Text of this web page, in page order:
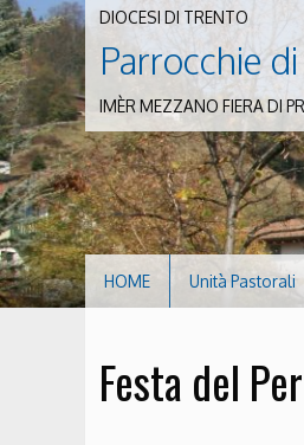
DIOCESI DI TRENTO
Parrocchie
IMÈR MEZZANO FIERA DI
HOME Unità Pastorali
Festa del